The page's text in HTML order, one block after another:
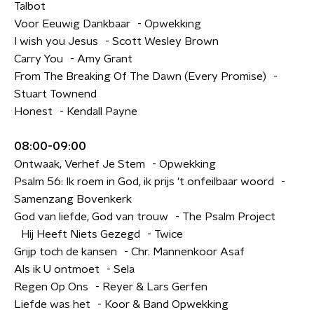
Talbot
Voor Eeuwig Dankbaar - Opwekking
I wish you Jesus - Scott Wesley Brown
Carry You - Amy Grant
From The Breaking Of The Dawn (Every Promise) -
Stuart Townend
Honest - Kendall Payne
08:00-09:00
Ontwaak, Verhef Je Stem - Opwekking
Psalm 56: Ik roem in God, ik prijs 't onfeilbaar woord -
Samenzang Bovenkerk
God van liefde, God van trouw - The Psalm Project
Hij Heeft Niets Gezegd - Twice
Grijp toch de kansen - Chr. Mannenkoor Asaf
Als ik U ontmoet - Sela
Regen Op Ons - Reyer & Lars Gerfen
Liefde was het - Koor & Band Opwekking